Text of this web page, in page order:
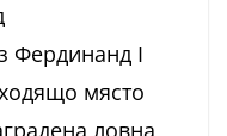
Фердинанд I
място